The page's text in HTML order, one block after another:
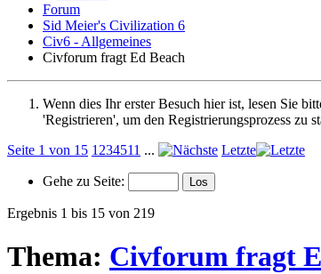
Forum
Sid Meier's Civilization 6
Civ6 - Allgemeines
Civforum fragt Ed Beach
Wenn dies Ihr erster Besuch hier ist, lesen Sie
'Registrieren', um den Registrierungsprozess zu
Seite 1 von 15 1 234511 ... Letzte
Gehe zu Seite:
Ergebnis 1 bis 15 von 219
Thema: Civforum fragt